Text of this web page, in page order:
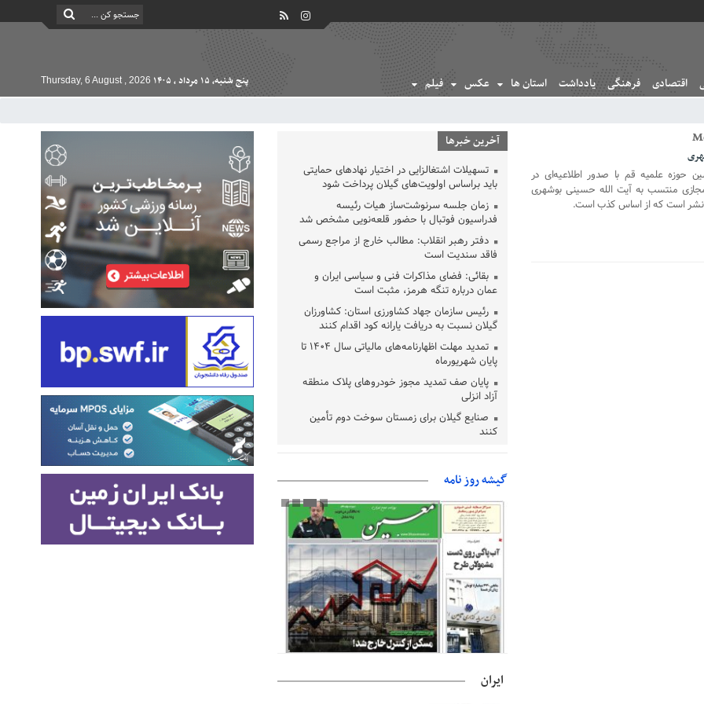
اقتصادی فرهنگی یادداشت استان ها عکس فیلم پنج شنبه, ۱۵ مرداد , ۱۴۰۵ Thursday, 6 August , 2026
حوزه علمیه قم با صدور اطلاعیه‌ای در
منتسب به آیت الله حسینی بوشهری
نشر است که از اساس کذب است.
آخرین خبرها
تسهیلات اشتغالزایی در اختیار نهادهای حمایتی
باید براساس اولویت‌های گیلان پرداخت شود
زمان جلسه سرنوشت‌ساز هیات رئیسه
فدراسیون فوتبال با حضور قلعه‌نویی مشخص شد
دفتر رهبر انقلاب: مطالب خارج از مراجع رسمی
فاقد سندیت است
بقائی: فضای مذاکرات فنی و سیاسی ایران و
عمان درباره تنگه هرمز، مثبت است
رئیس سازمان جهاد کشاورزی استان: کشاورزان
گیلان نسبت به دریافت یارانه کود اقدام کنند
تمدید مهلت اظهارنامه‌های مالیاتی سال ۱۴۰۴ تا
پایان شهریورماه
پایان صف تمدید مجوز خودروهای پلاک منطقه
آزاد انزلی
صنایع گیلان برای زمستان سوخت دوم تأمین
کنند
بانک مرکزی: تعهدات ارزی منقضی شده رسیدگی
می شوند
نایب رئیس هیات مرکزی نظارت بر انتخابات
شوراها: انتخابات در پاییز برگزار می‌شود
خسرو سینایی، «فیلمسازی یک حرفه نیست،
یک نوع زندگیست»
ترقی: سیاست خارجی پس از جنگ نیازمند
بازنگری است
زیرمیزی در جامعه پزشکی کمتر از ۶ درصد
است/ارزیابی مردم از خدمات درمانی
دشواری‌های جنگ گذر کرد
گیشه روز نامه
ایران